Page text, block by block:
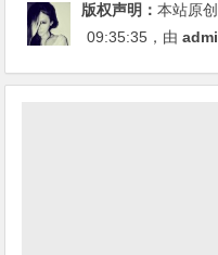
版权声明：本站原
09:35:35 ，由